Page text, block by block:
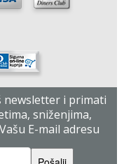
newsletter i primati
sniženjima,
E-mail adresu